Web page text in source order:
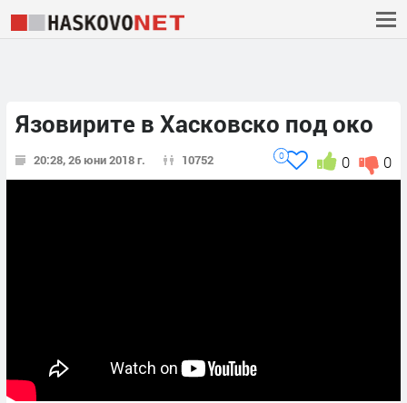
Язовирите в Хасковско под око
20:28, 26 юни 2018 г. 10752 0
0
0